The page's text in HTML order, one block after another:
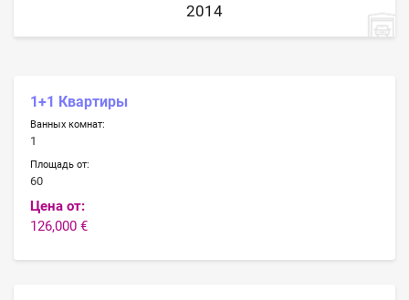
2014
1+1 Квартиры
Ванных комнат:
1
Площадь от:
60
Цена от:
126,000 €